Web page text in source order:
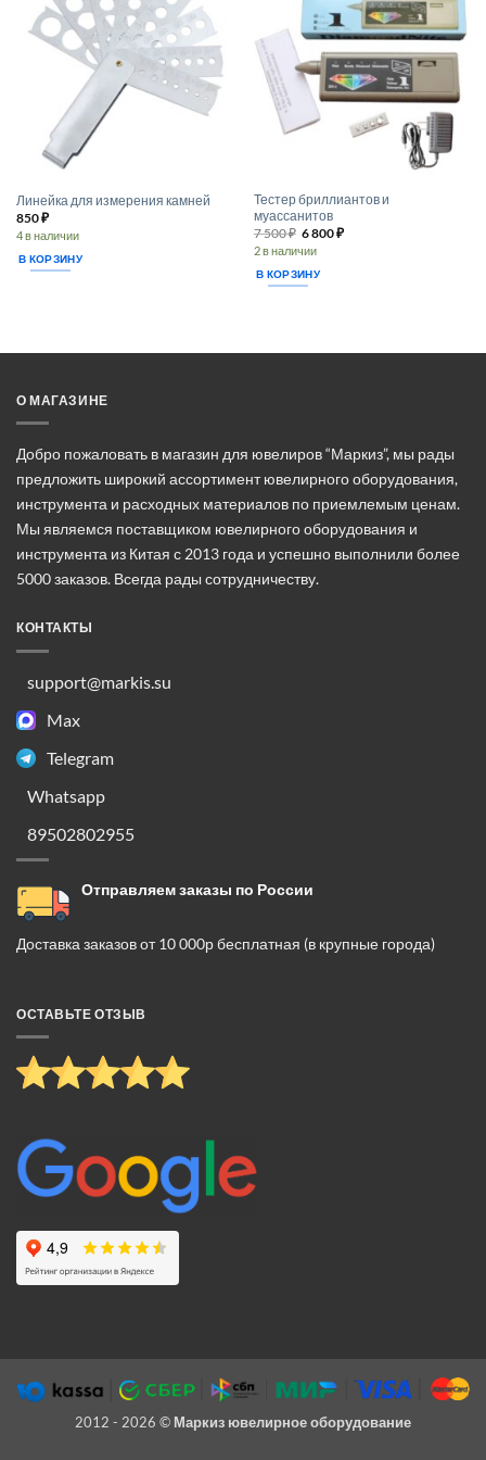
Линейка для измерения камней
850₽
4 в наличии
В КОРЗИНУ
Тестер бриллиантов и
муассанитов
7 500₽ Первоначальная
цена
составляла
7 500 ₽.
6 800₽Текущая
2 в наличии
В КОРЗИНУ
О МАГАЗИНЕ
Добро пожаловать в магазин для ювелиров “Маркиз”, мы рады
предложить широкий ассортимент ювелирного оборудования,
инструмента и расходных материалов по приемлемым ценам.
Мы являемся поставщиком ювелирного оборудования и
инструмента из Китая с 2013 года и успешно выполнили более
5000 заказов. Всегда рады сотрудничеству.
КОНТАКТЫ
support@markis.su
Max
Telegram
Whatsapp
89502802955
Отправляем заказы по России
Доставка заказов от 10 000р бесплатная (в крупные города)
ОСТАВЬТЕ ОТЗЫВ
2012 - 2026 © Маркиз ювелирное оборудование